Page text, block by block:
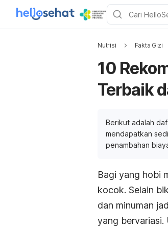
Nutrisi Fakta Gizi
10
Terbaik
Berikut adalah
mendapatkan
penambahan
Bagi yang hobi
kocok. Selain
dan minuman
yang bervariasi.